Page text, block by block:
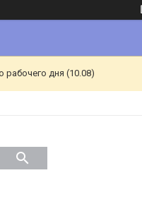
дня (10.08)